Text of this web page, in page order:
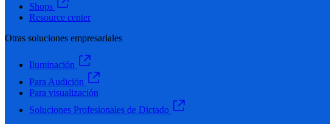
Shops
Resource center
Otras soluciones empresariales
Iluminación
Para Audición
Para visualización
Soluciones Profesionales de Dictado